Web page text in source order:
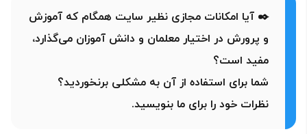
✒️ آیا امکانات مجازی نظیر سایت همگام که آموزش
و پرورش در اختیار معلمان و دانش آموزان می‌گذارد،
مفید است؟
شما برای استفاده از آن به مشکلی برنخوردید؟
نظرات خود را برای ما بنویسید.